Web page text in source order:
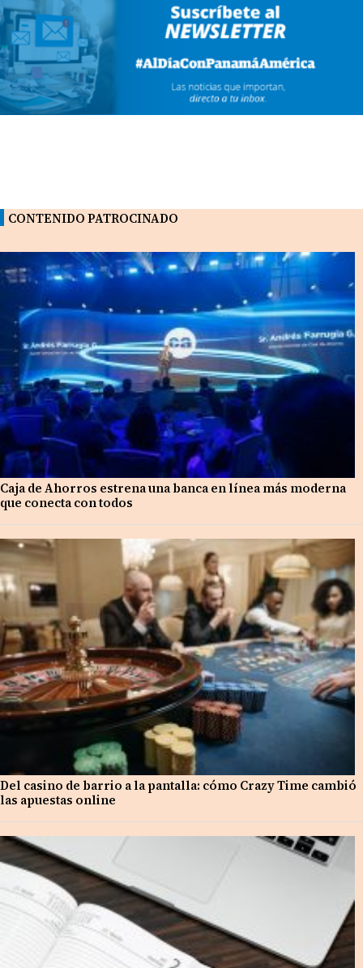
CONTENIDO PATROCINADO
Caja de Ahorros estrena una banca en línea más moderna
que conecta con todos
Del casino de barrio a la pantalla: cómo Crazy Time cambió
las apuestas online